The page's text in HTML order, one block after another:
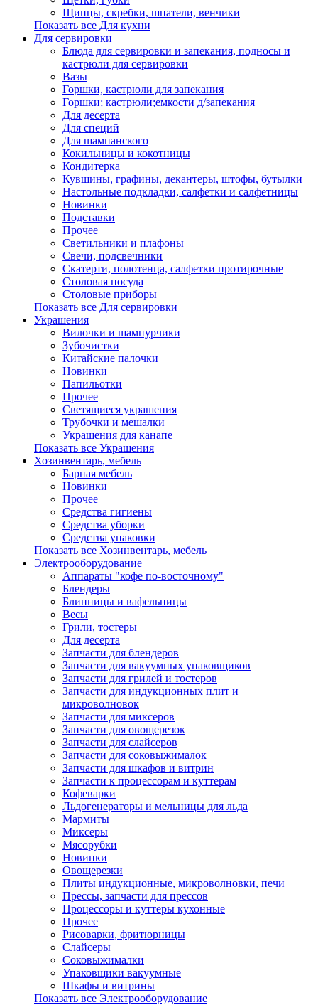
Щипцы, скребки, шпатели, венчики
Показать все Для кухни
Для сервировки
Блюда для сервировки и запекания, подносы и
кастрюли для сервировки
Вазы
Горшки, кастрюли для запекания
Горшки; кастрюли;емкости д/запекания
Для десерта
Для специй
Для шампанского
Кокильницы и кокотницы
Кондитерка
Кувшины, графины, декантеры, штофы, бутылки
Настольные подкладки, салфетки и салфетницы
Новинки
Подставки
Прочее
Светильники и плафоны
Свечи, подсвечники
Скатерти, полотенца, салфетки протирочные
Столовая посуда
Столовые приборы
Показать все Для сервировки
Украшения
Вилочки и шампурчики
Зубочистки
Китайские палочки
Новинки
Папильотки
Прочее
Светящиеся украшения
Трубочки и мешалки
Украшения для канапе
Показать все Украшения
Хозинвентарь, мебель
Барная мебель
Новинки
Прочее
Средства гигиены
Средства уборки
Средства упаковки
Показать все Хозинвентарь, мебель
Электрооборудование
Аппараты "кофе по-восточному"
Блендеры
Блинницы и вафельницы
Весы
Грили, тостеры
Для десерта
Запчасти для блендеров
Запчасти для вакуумных упаковщиков
Запчасти для грилей и тостеров
Запчасти для индукционных плит и
микроволновок
Запчасти для миксеров
Запчасти для овощерезок
Запчасти для слайсеров
Запчасти для соковыжималок
Запчасти для шкафов и витрин
Запчасти к процессорам и куттерам
Кофеварки
Льдогенераторы и мельницы для льда
Мармиты
Миксеры
Мясорубки
Новинки
Овощерезки
Плиты индукционные, микроволновки, печи
Прессы, запчасти для прессов
Процессоры и куттеры кухонные
Прочее
Рисоварки, фритюрницы
Слайсеры
Соковыжималки
Упаковщики вакуумные
Шкафы и витрины
Показать все Электрооборудование